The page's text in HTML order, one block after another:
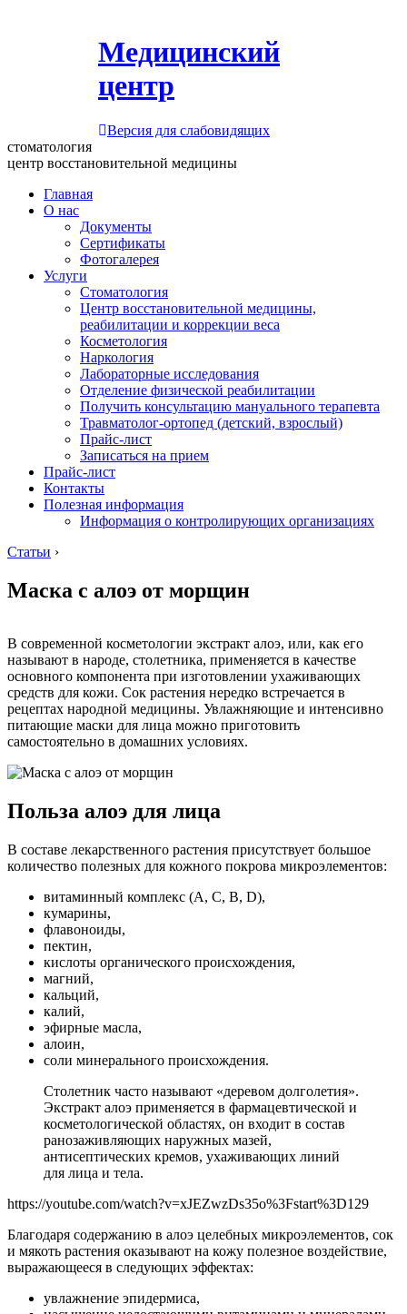
Медицинский
центр
Версия для слабовидящих
стоматология
центр восстановительной медицины
Главная
О нас
Документы
Сертификаты
Фотогалерея
Услуги
Стоматология
Центр восстановительной медицины,
реабилитации и коррекции веса
Косметология
Наркология
Лабораторные исследования
Отделение физической реабилитации
Получить консультацию мануального терапевта
Травматолог-ортопед (детский, взрослый)
Прайс-лист
Записаться на прием
Прайс-лист
Контакты
Полезная информация
Информация о контролирующих организациях
Статьи ›
Маска с алоэ от морщин
В современной косметологии экстракт алоэ, или, как его
называют в народе, столетника, применяется в качестве
основного компонента при изготовлении ухаживающих
средств для кожи. Сок растения нередко встречается в
рецептах народной медицины. Увлажняющие и интенсивно
питающие маски для лица можно приготовить
самостоятельно в домашних условиях.
Польза алоэ для лица
В составе лекарственного растения присутствует большое
количество полезных для кожного покрова микроэлементов:
витаминный комплекс (A, C, B, D),
кумарины,
флавоноиды,
пектин,
кислоты органического происхождения,
магний,
кальций,
калий,
эфирные масла,
алоин,
соли минерального происхождения.
Столетник часто называют «деревом долголетия».
Экстракт алоэ применяется в фармацевтической и
косметологической областях, он входит в состав
ранозаживляющих наружных мазей,
антисептических кремов, ухаживающих линий
для лица и тела.
https://youtube.com/watch?v=xJEZwzDs35o%3Fstart%3D129
Благодаря содержанию в алоэ целебных микроэлементов, сок
и мякоть растения оказывают на кожу полезное воздействие,
выражающееся в следующих эффектах:
увлажнение эпидермиса,